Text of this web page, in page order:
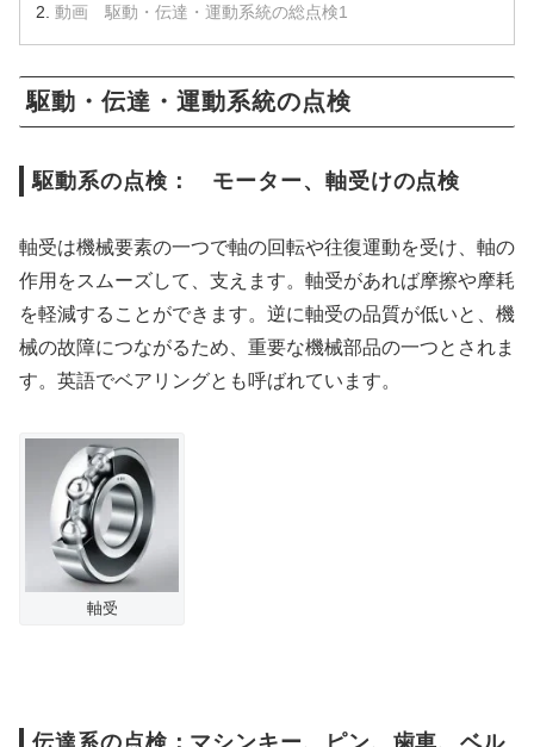
動画 駆動・伝達・運動系統の総点検1
駆動・伝達・運動系統の点検
駆動系の点検： モーター、軸受けの点検
軸受は機械要素の一つで軸の回転や往復運動を受け、軸の
作用をスムーズして、支えます。軸受があれば摩擦や摩耗
を軽減することができます。逆に軸受の品質が低いと、機
械の故障につながるため、重要な機械部品の一つとされま
す。英語でベアリングとも呼ばれています。
軸受